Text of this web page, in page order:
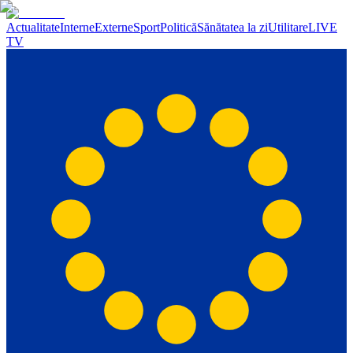
ActualitateInterneExterneSportPoliticăSănătatea la ziUtilitareLIVE
TV